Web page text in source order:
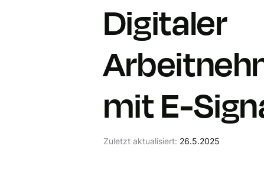
Digitaler
mit E-
Zuletzt aktualisiert: 26.5.2025